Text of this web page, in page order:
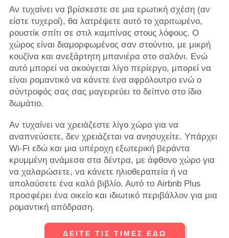
Αν τυχαίνει να βρίσκεστε σε μια ερωτική σχέση (αν
είστε τυχεροί), θα λατρέψετε αυτό το χαριτωμένο,
ρουστίκ σπίτι σε στιλ καμπίνας στους λόφους. Ο
χώρος είναι διαμορφωμένος σαν στούντιο, με μικρή
κουζίνα και ανεξάρτητη μπανιέρα στο σαλόνι. Ενώ
αυτό μπορεί να ακούγεται λίγο περίεργο, μπορεί να
είναι ρομαντικό να κάνετε ένα αφρόλουτρο ενώ ο
σύντροφός σας σας μαγειρεύει το δείπνο στο ίδιο
δωμάτιο.
Αν τυχαίνει να χρειάζεστε λίγο χώρο για να
αναπνεύσετε, δεν χρειάζεται να ανησυχείτε. Υπάρχει
Wi-Fi εδώ και μια υπέροχη εξωτερική βεράντα
κρυμμένη ανάμεσα στα δέντρα, με άφθονο χώρο για
να χαλαρώσετε, να κάνετε ηλιοθεραπεία ή να
απολαύσετε ένα καλό βιβλίο. Αυτό το Airbnb Plus
προσφέρει ένα οικείο και ιδιωτικό περιβάλλον για μια
ρομαντική απόδραση.
ΔΕΙΤΕ ΤΙΣ ΤΙΜΕΣ ΕΔΩ